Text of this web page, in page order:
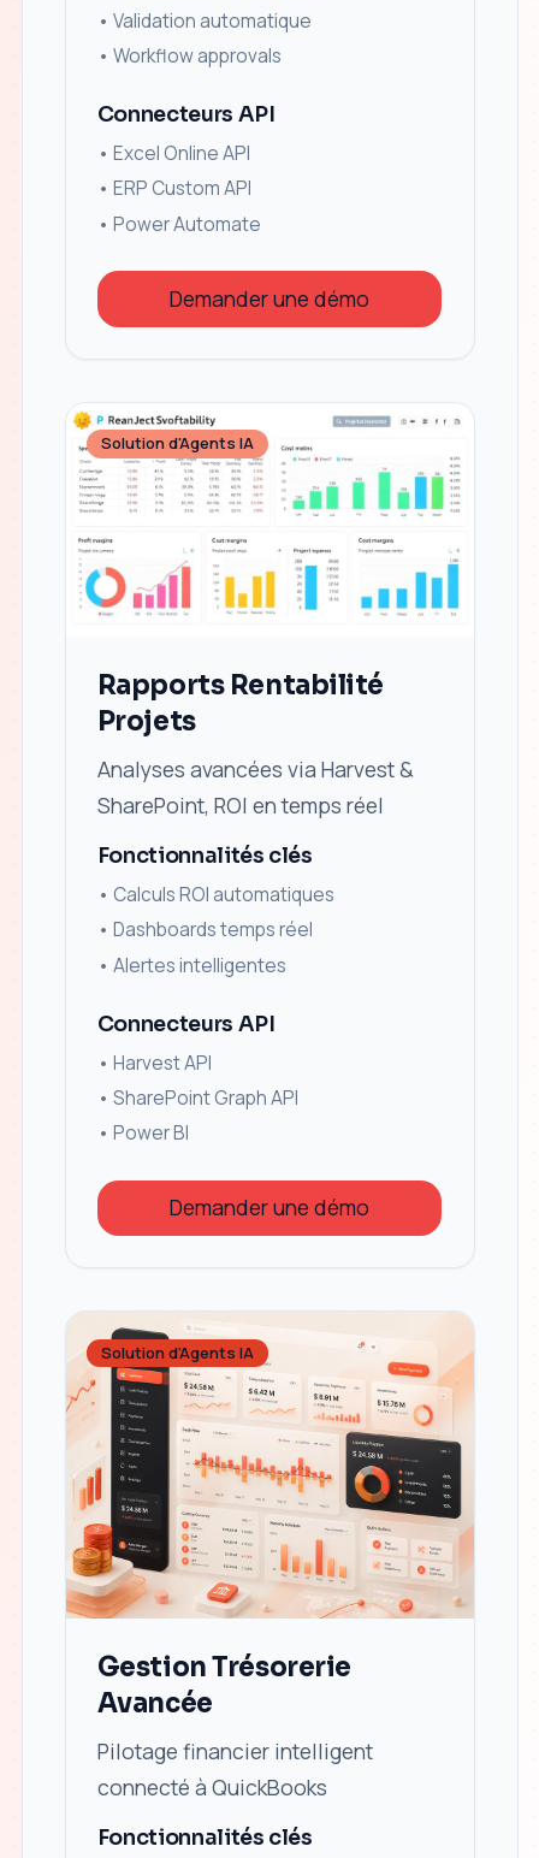
• Validation automatique
• Workflow approvals
Connecteurs API
• Excel Online API
• ERP Custom API
• Power Automate
Demander une démo
Solution d'Agents IA
Rapports Rentabilité
Projets
Analyses avancées via Harvest &
SharePoint, ROI en temps réel
Fonctionnalités clés
• Calculs ROI automatiques
• Dashboards temps réel
• Alertes intelligentes
Connecteurs API
• Harvest API
• SharePoint Graph API
• Power BI
Demander une démo
Solution d'Agents IA
Gestion Trésorerie
Avancée
Pilotage financier intelligent
connecté à QuickBooks
Fonctionnalités clés